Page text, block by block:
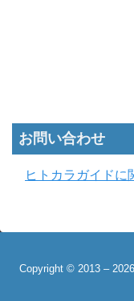
お問い合わせ
ヒトカラガイドに
Copyright © 2013 –